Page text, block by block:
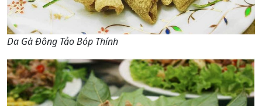
Da Gà Đông Tảo Bóp Thính